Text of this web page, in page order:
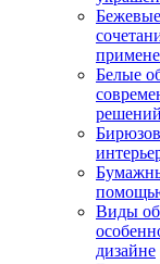
Белые
решений
Виды
дизайне